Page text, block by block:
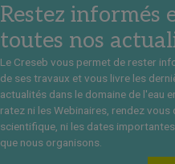
Restez informés
toutes nos
Le Creseb vous permet de rester
de ses travaux et vous livre les
actualités dans le domaine de l'eau
ratez ni les Webinaires, rendez vous
scientifique, ni les dates
que nous organisons.